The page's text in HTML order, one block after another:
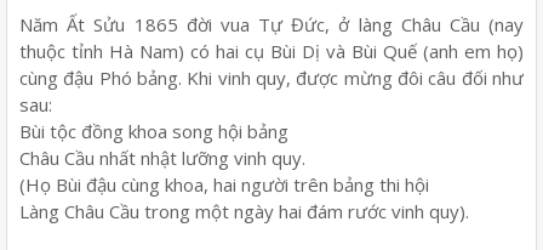
Năm Ất Sửu 1865 đời vua Tự Đức, ở làng Châu Cầu (nay
thuộc tỉnh Hà Nam) có hai cụ Bùi Dị và Bùi Quế (anh em họ)
cùng đậu Phó bảng. Khi vinh quy, được mừng đôi câu đối như
sau:
Bùi tộc đồng khoa song hội bảng
Châu Cầu nhất nhật lưỡng vinh quy.
(Họ Bùi đậu cùng khoa, hai người trên bảng thi hội
Làng Châu Cầu trong một ngày hai đám rước vinh quy).